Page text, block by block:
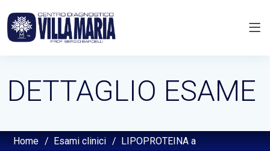
DETTAGLIO ESAME
Home / Esami clinici / LIPOPROTEINA a